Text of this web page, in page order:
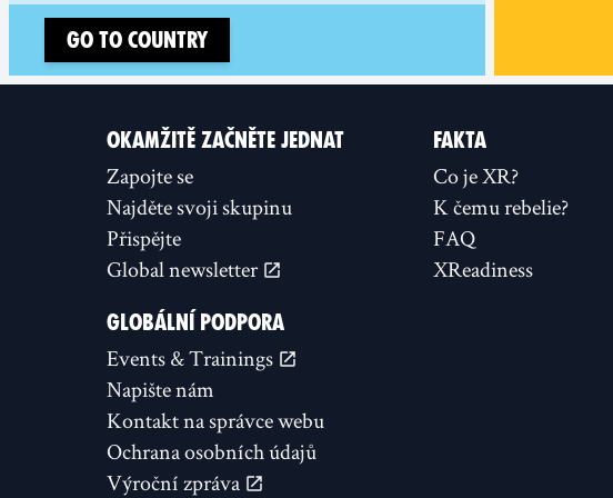
Go to country
OKAMŽITĚ ZAČNĚTE JEDNAT
Zapojte se
Najděte svoji skupinu
Přispějte
Global newsletter
FAKTA
Co je XR?
K čemu rebelie?
FAQ
XReadiness
GLOBÁLNÍ PODPORA
Events & Trainings
Napište nám
Kontakt na správce webu
Ochrana osobních údajů
Výroční zpráva